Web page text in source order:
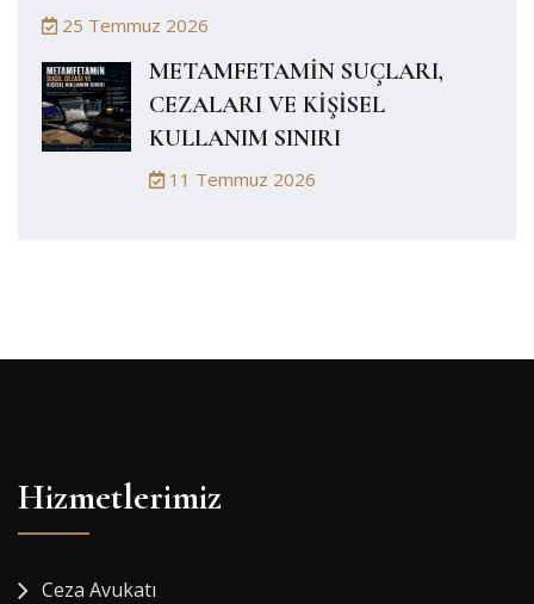
25 Temmuz 2026
METAMFETAMİN SUÇLARI,
CEZALARI VE KİŞİSEL
KULLANIM SINIRI
11 Temmuz 2026
Hizmetlerimiz
Ceza Avukatı